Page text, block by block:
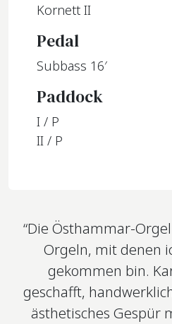
Kornett II
Pedal
Subbass 16′
Paddock
I / P
II / P
“Die Östhammar-
Orgeln, mit denen
gekommen bin.
geschafft,
ästhetisches Gespür